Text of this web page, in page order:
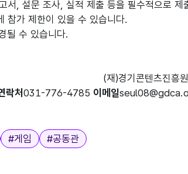
, 설문 조사, 실적 제출 등을 필수적으로 제
참가 제한이 있을 수 있습니다.
될 수 있습니다.
(재)경기콘텐츠진흥
락처031-776-4785 이메일
#게임 #공동관